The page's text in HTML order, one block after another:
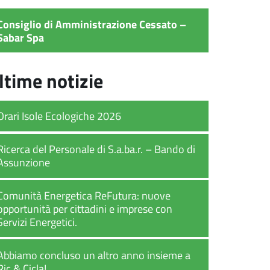
di Amministrazione Cessato –
Spa
notizie
Isole Ecologiche 2026
del Personale di S.a.ba.r. – Bando di
Energetica ReFutura: nuove
per cittadini e imprese con
Energetici.
concluso un altro anno insieme a